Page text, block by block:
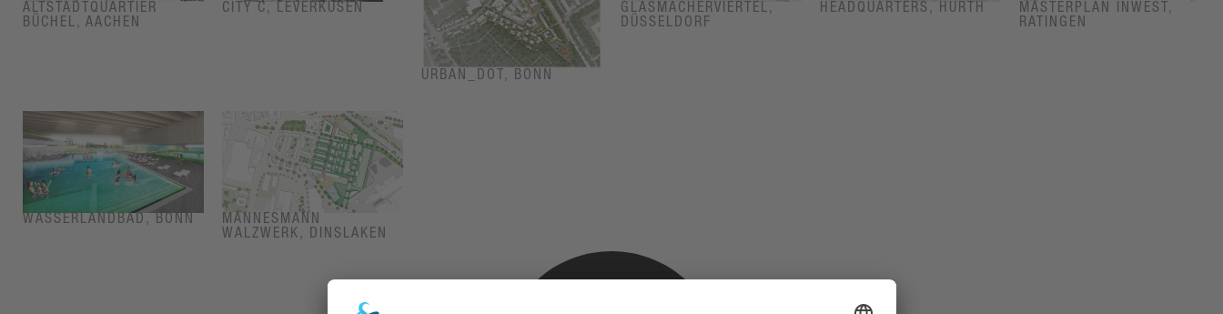
ALTSTADTQUARTIER
BÜCHEL, AACHEN
CITY C, LEVERKUSEN
URBAN_DOT, BONN
GLASMACHERVIERTEL,
DÜSSELDORF
HEADQUARTERS, HÜRTH
MASTERPLAN INWEST,
RATINGEN
WASSERLANDBAD, BONN
MANNESMANN
WALZWERK, DINSLAKEN